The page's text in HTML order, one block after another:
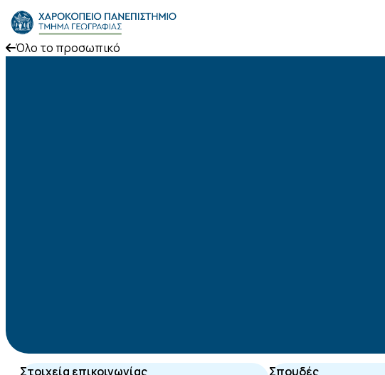
Skip to content
Το Τμήμα
Όλο το προσωπικό
Στοιχεία επικοινωνίας Σπουδές